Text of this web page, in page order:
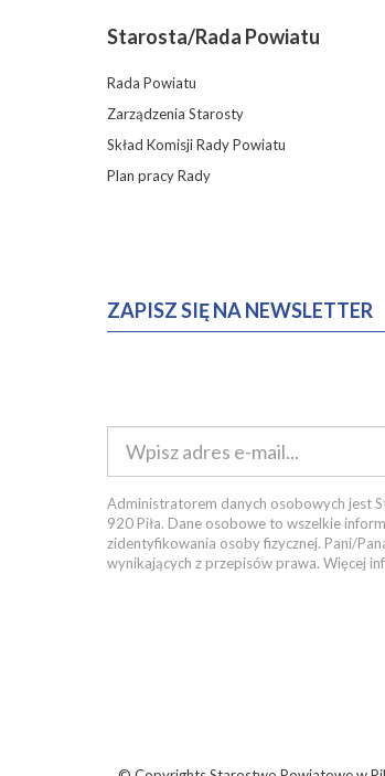
Starosta/Rada Powiatu
Rada Powiatu
Zarządzenia Starosty
Skład Komisji Rady Powiatu
Plan pracy Rady
ZAPISZ SIĘ NA NEWSLETTER
Administratorem danych osobowych jest
920 Piła. Dane osobowe to wszelkie
zidentyfikowania osoby fizycznej. Pani/
wynikających z przepisów prawa. Więcej